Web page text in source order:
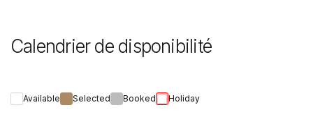
Calendrier de disponibilité
Available Selected Booked Holiday